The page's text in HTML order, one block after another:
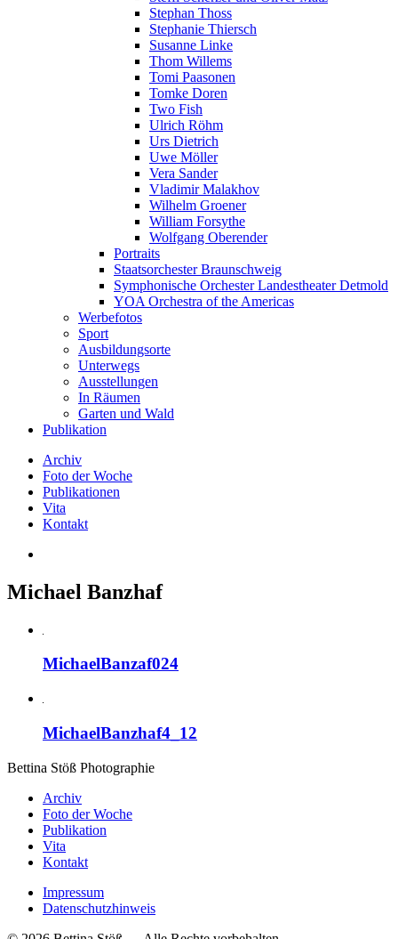
Stephan Thoss
Stephanie Thiersch
Susanne Linke
Thom Willems
Tomi Paasonen
Tomke Doren
Two Fish
Ulrich Röhm
Urs Dietrich
Uwe Möller
Vera Sander
Vladimir Malakhov
Wilhelm Groener
William Forsythe
Wolfgang Oberender
Portraits
Staatsorchester Braunschweig
Symphonische Orchester Landestheater Detmold
YOA Orchestra of the Americas
Werbefotos
Sport
Ausbildungsorte
Unterwegs
Ausstellungen
In Räumen
Garten und Wald
Publikation
Archiv
Foto der Woche
Publikationen
Vita
Kontakt
Michael Banzhaf
MichaelBanzaf024
MichaelBanzhaf4_12
Bettina Stöß Photographie
Archiv
Foto der Woche
Publikation
Vita
Kontakt
Impressum
Datenschutzhinweis